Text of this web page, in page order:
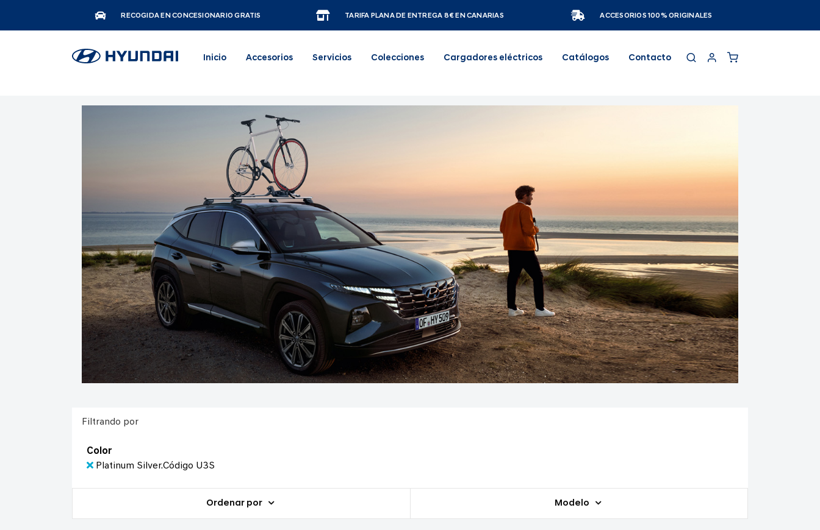
RECOGIDA EN CONCESIONARIO GRATIS TARIFA PLANA DE ENTREGA 8€ EN CANARIAS ACCESORIOS 100% ORIGINALES
Inicio Accesorios Servicios Colecciones Cargadores eléctricos Catálogos Contacto
Filtrando por
Color
Platinum Silver.Código U3S
Ordenar por Modelo